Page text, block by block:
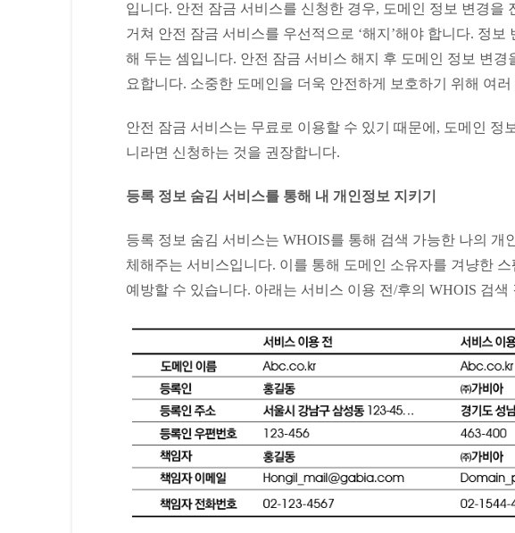
입니다. 안전 잠금 서비스를 신청한 경우, 도메인 정보 변경을
거쳐 안전 잠금 서비스를 우선적으로 ‘해지’해야 합니다. 정보
해 두는 셈입니다. 안전 잠금 서비스 해지 후 도메인 정보 변경
요합니다. 소중한 도메인을 더욱 안전하게 보호하기 위해 여
안전 잠금 서비스는 무료로 이용할 수 있기 때문에, 도메인 정
니라면 신청하는 것을 권장합니다.
등록 정보 숨김 서비스를 통해 내 개인정보 지키기
등록 정보 숨김 서비스는 WHOIS를 통해 검색 가능한 나의 개
체해주는 서비스입니다. 이를 통해 도메인 소유자를 겨냥한
예방할 수 있습니다. 아래는 서비스 이용 전/후의 WHOIS 검